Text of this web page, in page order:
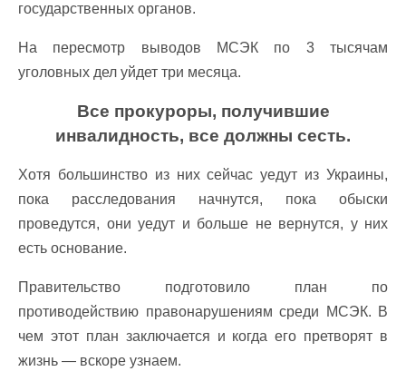
государственных органов.
На пересмотр выводов МСЭК по 3 тысячам
уголовных дел уйдет три месяца.
Все прокуроры, получившие
инвалидность, все должны сесть.
Хотя большинство из них сейчас уедут из Украины,
пока расследования начнутся, пока обыски
проведутся, они уедут и больше не вернутся, у них
есть основание.
Правительство подготовило план по
противодействию правонарушениям среди МСЭК. В
чем этот план заключается и когда его претворят в
жизнь — вскоре узнаем.